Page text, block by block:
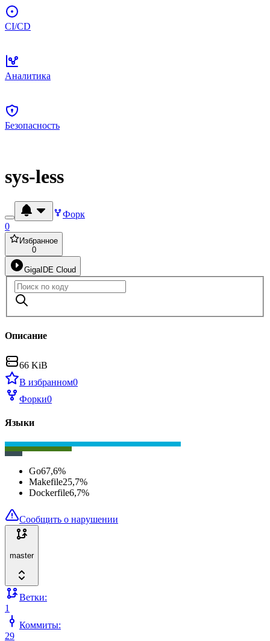
CI/CD
Аналитика
Безопасность
sys-less
Форк
0
Избранное
0
GigaIDE Cloud
Описание
66 KiB
В избранном0
Форки0
Языки
Go67,6%
Makefile25,7%
Dockerfile6,7%
Сообщить о нарушении
master
Ветки:
1
Коммиты:
29